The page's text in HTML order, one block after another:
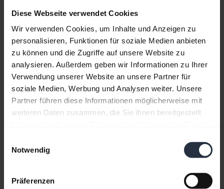
Diese Webseite verwendet Cookies
Wir verwenden Cookies, um Inhalte und Anzeigen zu
personalisieren, Funktionen für soziale Medien anbieten
zu können und die Zugriffe auf unsere Website zu
analysieren. Außerdem geben wir Informationen zu Ihrer
Verwendung unserer Website an unsere Partner für
soziale Medien, Werbung und Analysen weiter. Unsere
Partner führen diese Informationen möglicherweise mit
weiteren Daten zusammen, die Sie ihnen bereitgestellt
Notwendig
Präferenzen
herauszuholen.
Dieses Video ist in englischer Sprache.
So verwenden Sie die Menüanzeige des